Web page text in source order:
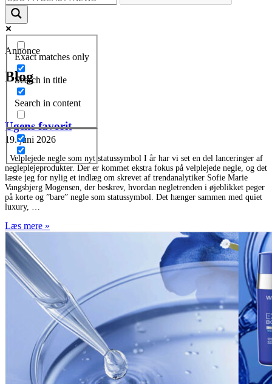
Exact matches only
Search in title
Search in content
Annonce
Blog
Ugens favorit
19. juni 2026
Velplejede negle som nyt statussymbol I år har vi set en del lanceringer af
negleplejeprodukter. Der er kommet ekstra fokus på velplejede negle, og det
læste jeg for nylig et indlæg om skrevet af trendanalytiker Sofie Marie
Vangsbjerg Mogensen, der beskrev, hvordan negletrenden i øjeblikket peger
på korte og ”bare” negle som statussymbol. Det hænger sammen med quiet
luxury,
Læs mere »